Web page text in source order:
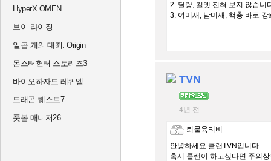
HyperX OMEN
브이 라이징
일곱 개의 대죄: Origin
몬스터헌터 스토리즈3
바이오하자드 레퀴엠
드래곤 퀘스트7
풋볼 매니저26
2. 딜량, 킬뎃 전혀 보지 않습니
3. 여미새, 남미새, 핵충 바로
TVN
4년 전
퇴물육티비
안녕하세요 클랜TVN입니다.
혹시 클랜이 하고싶다면 주의